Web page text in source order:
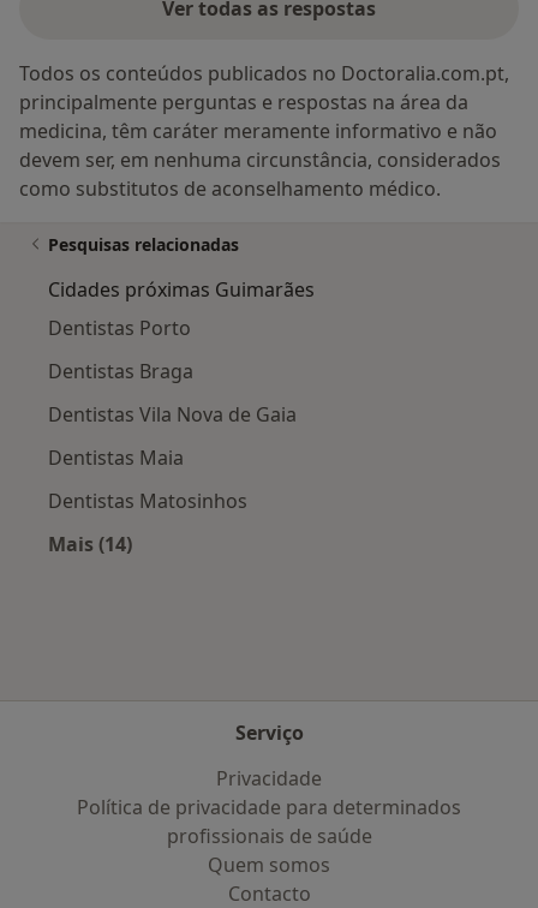
Ver todas as respostas
Todos os conteúdos publicados no Doctoralia.com.pt,
principalmente perguntas e respostas na área da
medicina, têm caráter meramente informativo e não
devem ser, em nenhuma circunstância, considerados
como substitutos de aconselhamento médico.
Pesquisas relacionadas
Cidades próximas Guimarães
Dentistas Porto
Dentistas Braga
Dentistas Vila Nova de Gaia
Dentistas Maia
Dentistas Matosinhos
Mais (14)
Serviço
Privacidade
Política de privacidade para determinados
profissionais de saúde
Quem somos
Contacto